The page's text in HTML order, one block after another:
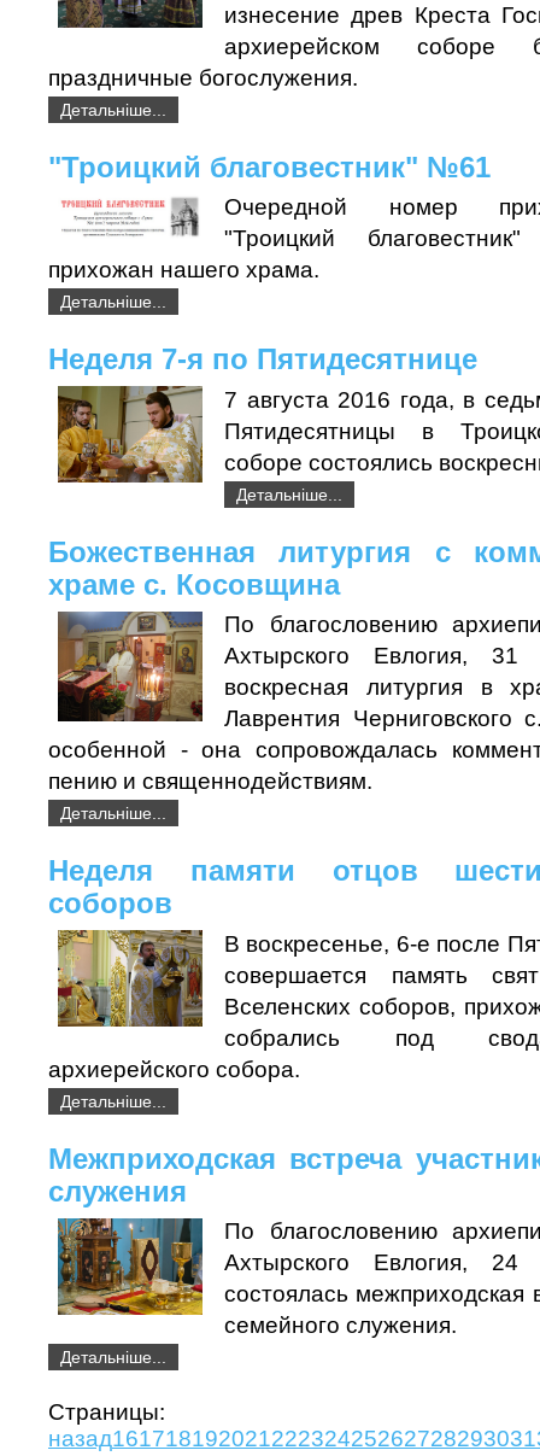
изнесение древ Креста
архиерейском соборе
праздничные богослужения.
Детальніше...
"Троицкий благовестник" №61
Очередной номер
"Троицкий
прихожан нашего храма.
Детальніше...
Неделя 7-я по Пятидесятнице
7 августа 2016 года, в
Пятидесятницы в
соборе состоялись
Детальніше...
Божественная литургия с
храме с. Косовщина
По благословению
Ахтырского Евлогия,
воскресная литургия в
Лаврентия Черниговского
особенной - она сопровождалась
пению и священнодействиям.
Детальніше...
Неделя памяти отцов
соборов
В воскресенье, 6-е после
совершается память
Вселенских соборов,
собрались под
архиерейского собора.
Детальніше...
Межприходская встреча
служения
По благословению
Ахтырского Евлогия,
состоялась межприходская
семейного служения.
Детальніше...
назад16171819202122232425262728293031